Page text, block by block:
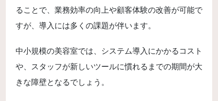
ることで、業務効率の向上や顧客体験の改善が可能で
すが、導入には多くの課題が伴います。
中小規模の美容室では、システム導入にかかるコスト
や、スタッフが新しいツールに慣れるまでの期間が大
きな障壁となるでしょう。